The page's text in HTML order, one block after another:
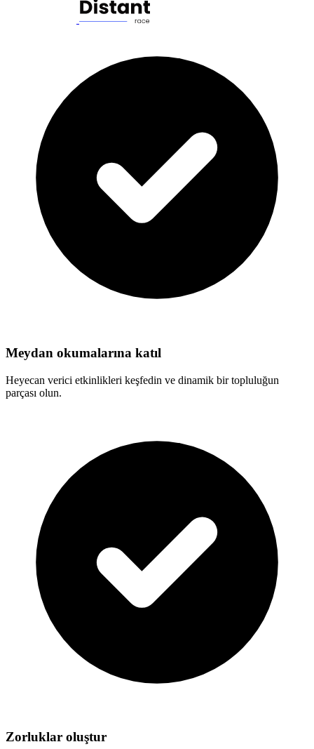
Meydan okumalarına katıl
Heyecan verici etkinlikleri keşfedin ve dinamik bir topluluğun
parçası olun.
Zorluklar oluştur